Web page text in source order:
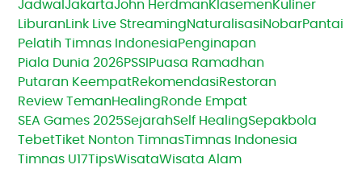
JadwalJakartaJohn HerdmanKlasemenKuliner
Liburan Link Live StreamingNaturalisasiNobarPantai
Pelatih Timnas IndonesiaPenginapan
Piala Dunia 2026PSSI Puasa Ramadhan
Putaran KeempatRekomendasiRestoran
Review TemanHealingRonde Empat
SEA Games 2025SejarahSelf HealingSepakbola
TebetTiket Nonton TimnasTimnas Indonesia
Timnas U17TipsWisataWisata Alam